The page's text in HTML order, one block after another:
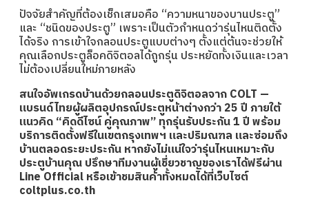
ปัจจัยสำคัญที่ต้องเช็กเสมอคือ “ความหนาของบานประตู”
และ “ชนิดของประตู” เพราะเป็นตัวกำหนดว่ารุ่นไหนติดตั้ง
ได้จริง การเข้าใจกลอนประตูแบบต่างๆ ตั้งแต่ต้นจะช่วยให้
คุณเลือกประตูล็อคดิจิตอลได้ถูกรุ่น ประหยัดทั้งเงินและเวลา
ไม่ต้องเปลี่ยนใหม่ภายหลัง
สนใจอัพเกรดบ้านด้วยกลอนประตูดิจิตอลจาก COLT —
แบรนด์ไทยผู้ผลิตอุปกรณ์ประตูหน้าต่างกว่า 25 ปี ภายใต้
แนวคิด “คิดดีไซน์ คู่คุณภาพ” ทุกรุ่นรับประกัน 1 ปี พร้อม
บริการติดตั้งฟรีในเขตกรุงเทพฯ และปริมณฑล และซ่อมถึง
บ้านตลอดระยะประกัน หากยังไม่แน่ใจว่ารุ่นไหนเหมาะกับ
ประตูบ้านคุณ ปรึกษาทีมงานผู้เชี่ยวชาญของเราได้ฟรีผ่าน
Line Official หรือเข้าชมสินค้าทั้งหมดได้ที่เว็บไซต์
coltplus.co.th